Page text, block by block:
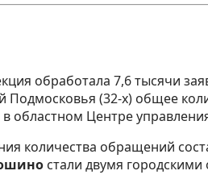
обработала 7,6 тысячи
(32-х) общее
областном Центре
количества обращений
стали двумя